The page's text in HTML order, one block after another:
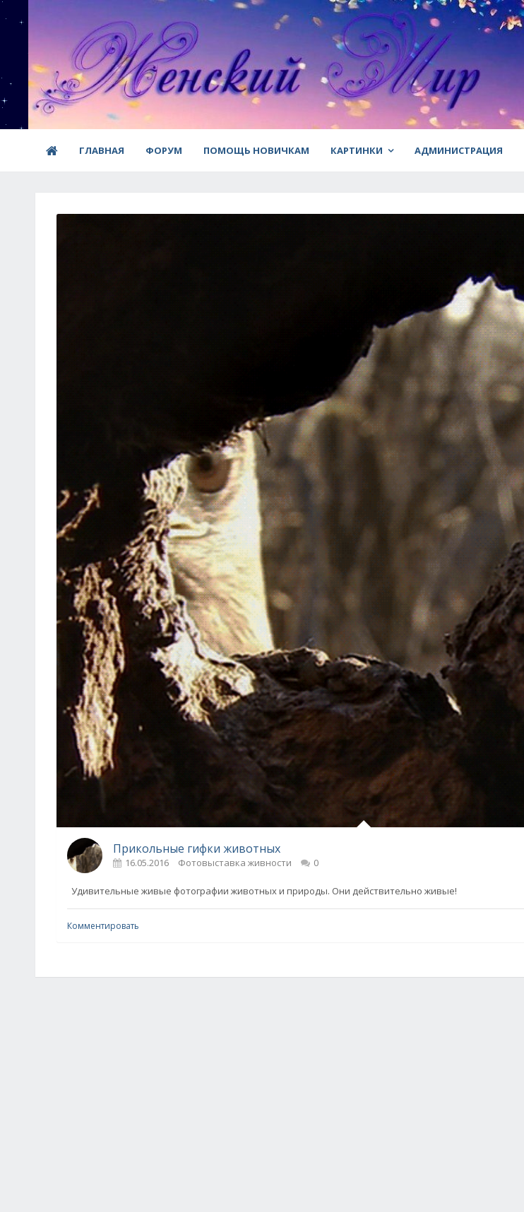
ГЛАВНАЯ ФОРУМ ПОМОЩЬ НОВИЧКАМ КАРТИНКИ АДМИНИСТРАЦИЯ
Прикольные гифки животных
16.05.2016 Фотовыставка живности 0
Удивительные живые фотографии животных и природы. Они действительно живые!
Комментировать